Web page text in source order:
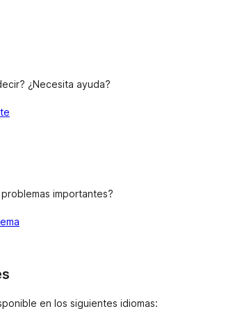
¿Necesita ayuda?
importantes?
en los siguientes idiomas: